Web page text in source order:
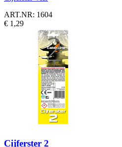
ART.NR: 1604
€ 1,29
Cijferster 2